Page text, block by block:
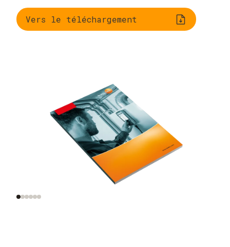
Vers le téléchargement
Contrôle de la
pression de gaz à
Réglage du rapport
gaz/air